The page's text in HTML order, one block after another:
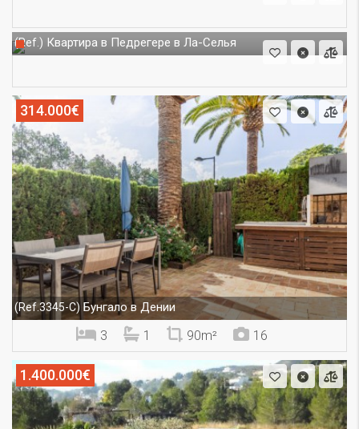
(Ref.) Квартира в Педрегере в Ла-Селья
314.000€
(Ref.3345-C) Бунгало в Дении
3 1 90m² 16
1.400.000€